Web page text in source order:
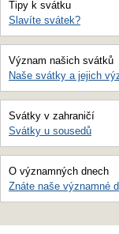
Tipy k svátku
Slavíte svátek?
Význam našich svátků
Naše svátky a jejich
Svátky v zahraničí
Svátky u sousedů
O významných dnech
Znáte naše významné